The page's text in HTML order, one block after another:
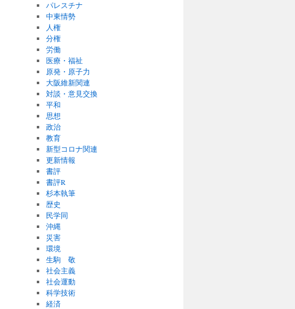
パレスチナ
中東情勢
人権
分権
労働
医療・福祉
原発・原子力
大阪維新関連
対談・意見交換
平和
思想
政治
教育
新型コロナ関連
更新情報
書評
書評R
杉本執筆
歴史
民学同
沖縄
災害
環境
生駒 敬
社会主義
社会運動
科学技術
経済